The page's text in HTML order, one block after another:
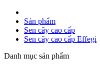
Sản phẩm
Sen cây cao cấp
Sen cây cao cấp Effegi
Danh mục sản phẩm